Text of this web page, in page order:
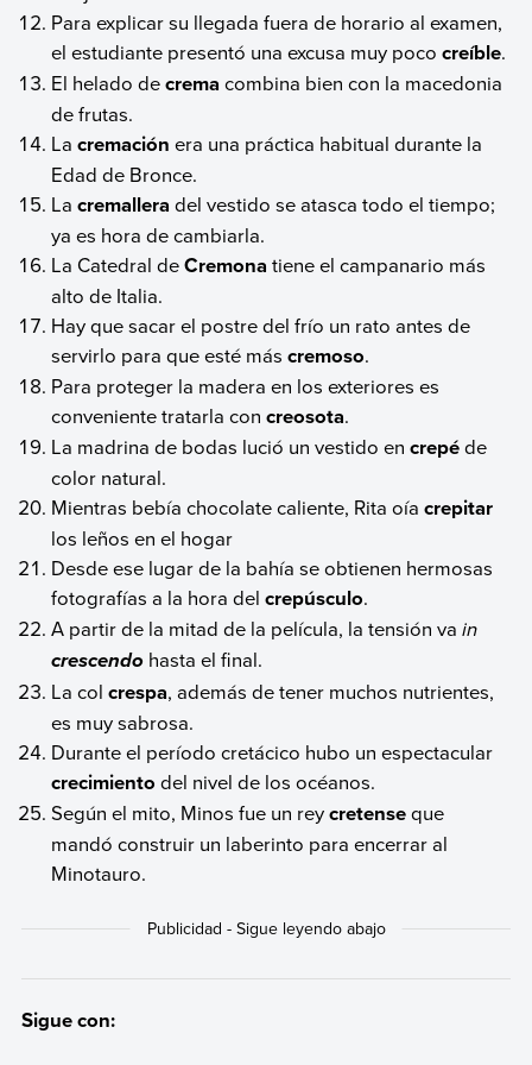
Para explicar su llegada fuera de horario al examen,
el estudiante presentó una excusa muy pococreíble.
El helado decrema combina bien con la macedonia
de frutas.
Lacremación era una práctica habitual durante la
Edad de Bronce.
Lacremallera del vestido se atasca todo el tiempo;
ya es hora de cambiarla.
La Catedral deCremona tiene el campanario más
alto de Italia.
Hay que sacar el postre del frío un rato antes de
servirlo para que esté máscremoso.
Para proteger la madera en los exteriores es
conveniente tratarla concreosota.
La madrina de bodas lució un vestido encrepéde
color natural.
Mientras bebía chocolate caliente, Rita oíacrepitar
los leños en el hogar
Desde ese lugar de la bahía se obtienen hermosas
fotografías a la hora delcrepúsculo.
A partir de la mitad de la película, la tensión vain
crescendo hasta el final.
La colcrespa, además de tener muchos nutrientes,
es muy sabrosa.
Durante el período cretácico hubo un espectacular
crecimiento del nivel de los océanos.
Según el mito, Minos fue un reycretenseque
mandó construir un laberinto para encerrar al
Minotauro.
Sigue con: